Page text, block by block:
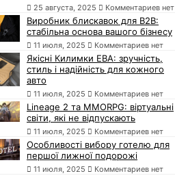
25 августа, 2025 Комментариев нет
Виробник блискавок для B2B:
стабільна основа вашого бізнесу
11 июля, 2025 Комментариев нет
Якісні Килимки ЕВА: зручність,
стиль і надійність для кожного
авто
11 июля, 2025 Комментариев нет
Lineage 2 та MMORPG: віртуальні
світи, які не відпускають
11 июля, 2025 Комментариев нет
Особливості вибору готелю для
першої лижної подорожі
11 июля, 2025 Комментариев нет